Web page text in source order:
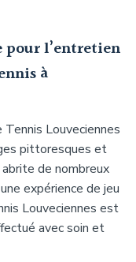
pour l’entretien
à
Louveciennes
pittoresques et
de nombreux
expérience de jeu
Louveciennes est
avec soin et